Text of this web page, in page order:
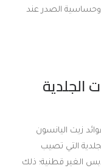
وحساسية الصدر عند
الجلدية
زيت اليانسون
التي تصيب
الغير قطنية؛ ذلك